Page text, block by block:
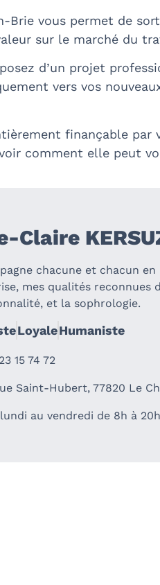
Brie vous permet de
sur le marché du
d’un projet
vers vos
finançable
comment elle peut
Claire
chacune et chacun
mes qualités
et la sophrologie.
LoyaleHumaniste
15 74 72
Saint-Hubert, 77820 Le
au vendredi de 8h à